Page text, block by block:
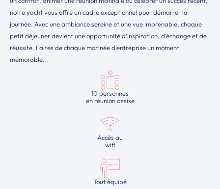
notre yacht vous offre un cadre exceptionnel pour démarrer la
journée. Avec une ambiance sereine et une vue imprenable, chaque
petit déjeuner devient une opportunité d’inspiration, d’échange et de
réussite. Faites de chaque matinée d’entreprise un moment
mémorable.
10 personnes
en réunion assise
Accès au
wifi
Tout équipé